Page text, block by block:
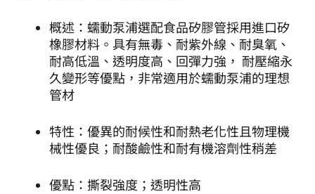
概述：蠕動泵浦選配食品矽膠管採用進口矽
橡膠材料。具有無毒、耐紫外線、耐臭氧、
耐高低溫、透明度高、回彈力強， 耐壓縮永
久變形等優點，非常適用於蠕動泵浦的理想
管材
特性：優異的耐候性和耐熱老化性且物理機
械性優良；耐酸鹼性和耐有機溶劑性稍差
優點：撕裂強度；透明性高